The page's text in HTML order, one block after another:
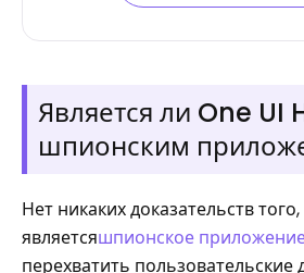
Является ли One UI
шпионским
Нет никаких доказательств
являетсяшпионское
перехватить пользовательские